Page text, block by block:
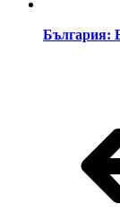
България: